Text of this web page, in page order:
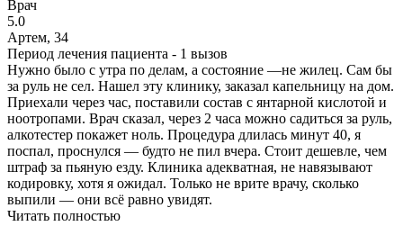
Врач
5.0
Артем, 34
Период лечения пациента - 1 вызов
Нужно было с утра по делам, а состояние —не жилец. Сам бы
за руль не сел. Нашел эту клинику, заказал капельницу на дом.
Приехали через час, поставили состав с янтарной кислотой и
ноотропами. Врач сказал, через 2 часа можно садиться за руль,
алкотестер покажет ноль. Процедура длилась минут 40, я
поспал, проснулся — будто не пил вчера. Стоит дешевле, чем
штраф за пьяную езду. Клиника адекватная, не навязывают
кодировку, хотя я ожидал. Только не врите врачу, сколько
выпили — они всё равно увидят.
Читать полностью